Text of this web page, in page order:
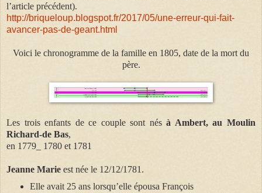
l’article précédent).
http://briqueloup.blogspot.fr/2017/05/une-erreur-qui-fait-
avancer-pas-de-geant.html
Voici le chronogramme de la famille en 1805, date de la mort du
père.
Les trois enfants de ce couple sont nésà Ambert, au Moulin
Richard-de Bas,
en 1779_ 1780 et 1781
Jeanne Marie est née le 12/12/1781.
Elle avait 25 ans lorsqu’elle épousa François